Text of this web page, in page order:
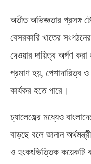
অতীত অভিজ্ঞতার প্রসঙ্গ
বেসরকারি খাতের
দেওয়ার দায়িত্ব অর্পণ
প্রমাণ হয়, পেশাদারিত্ব
কার্যকর হতে পারে।
চ্যালেঞ্জের মধ্যেও
বাড়ছে বলে জানান
ও হংকংভিত্তিক কয়েকটি